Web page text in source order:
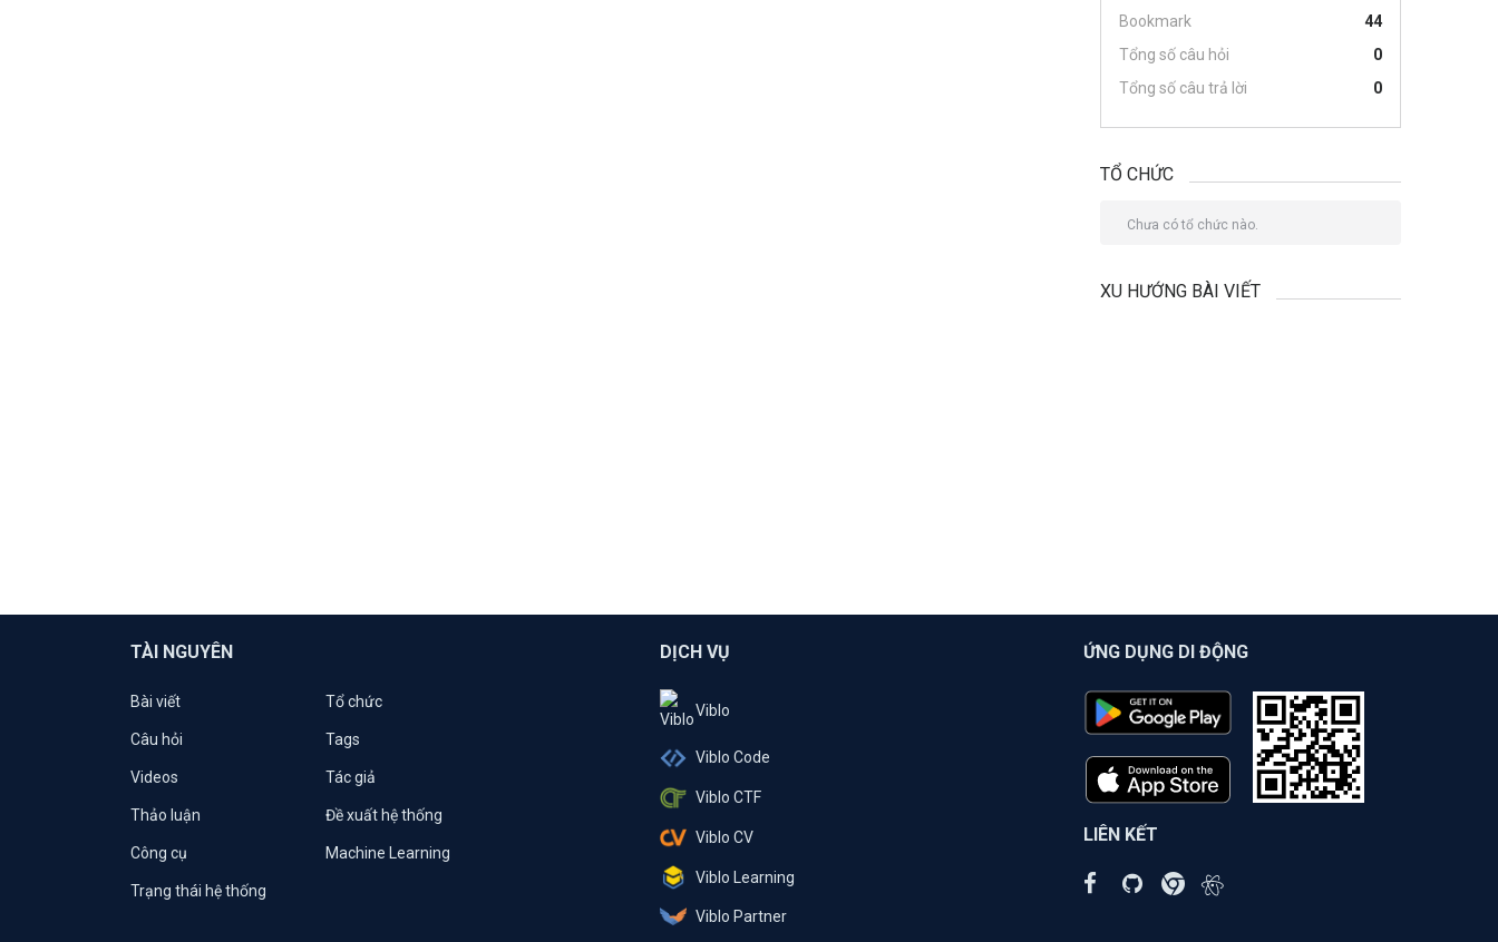
Bookmark
44
Tổng số câu hỏi
0
Tổng số câu trả lời
0
TỔ CHỨC
Chưa có tổ chức nào.
XU HƯỚNG BÀI VIẾT
TÀI NGUYÊN
Bài viết Tổ chức
Câu hỏi Tags
Videos Tác giả
Thảo luận Đề xuất hệ thống
Công cụ Machine Learning
Trạng thái hệ thống
DỊCH VỤ
Viblo
Viblo Code
Viblo CTF
Viblo CV
Viblo Learning
Viblo Partner
ỨNG DỤNG DI ĐỘNG
LIÊN KẾT